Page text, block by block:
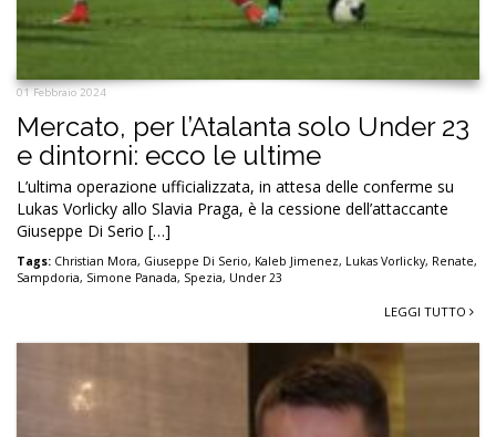
01 Febbraio 2024
Mercato, per l’Atalanta solo Under 23
e dintorni: ecco le ultime
L’ultima operazione ufficializzata, in attesa delle conferme su
Lukas Vorlicky allo Slavia Praga, è la cessione dell’attaccante
Giuseppe Di Serio […]
Tags: Christian Mora, Giuseppe Di Serio, Kaleb Jimenez, Lukas Vorlicky, Renate,
Sampdoria, Simone Panada, Spezia, Under 23
LEGGI TUTTO